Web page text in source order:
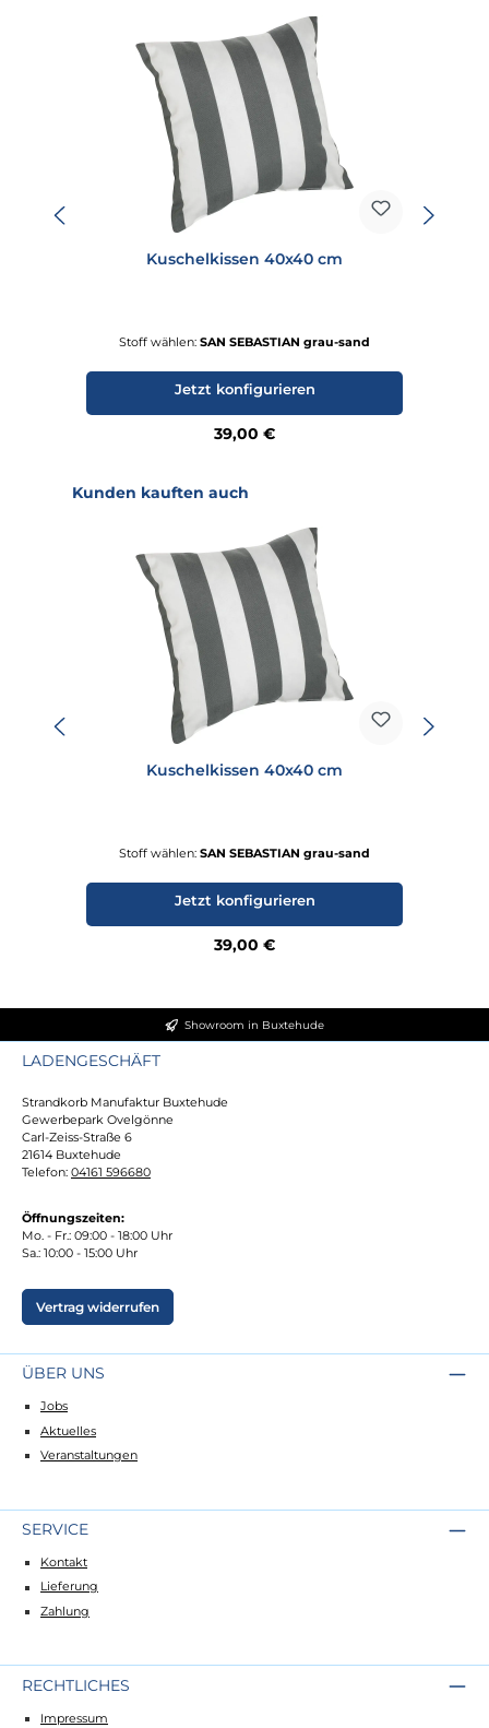
Kuschelkissen 40x40 cm
Stoff wählen: SAN SEBASTIAN grau-sand
Regulärer Preis:
39,00 €
Jetzt konfigurieren
Produktgalerie überspringen
Kunden kauften auch
Kuschelkissen 40x40 cm
Stoff wählen: SAN SEBASTIAN grau-sand
Regulärer Preis:
39,00 €
Jetzt konfigurieren
Showroom in Buxtehude
LADENGESCHÄFT
Strandkorb Manufaktur Buxtehude
Gewerbepark Ovelgönne
Carl-Zeiss-Straße 6
21614 Buxtehude
Telefon: 04161 596680
Öffnungszeiten:
Mo. - Fr.: 09:00 - 18:00 Uhr
Sa.: 10:00 - 15:00 Uhr
Vertrag widerrufen
ÜBER UNS
Jobs
Aktuelles
Veranstaltungen
SERVICE
Kontakt
Lieferung
Zahlung
RECHTLICHES
Impressum